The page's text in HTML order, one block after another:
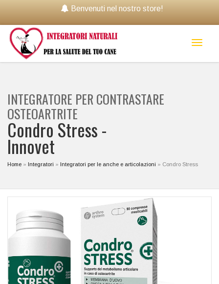
Benvenuti nel nostro store!
INTEGRATORE PER CONTRASTARE
OSTEOARTRITE
Condro Stress -
Innovet
Home » Integratori » Integratori per le anche e articolazioni » Condro Stress